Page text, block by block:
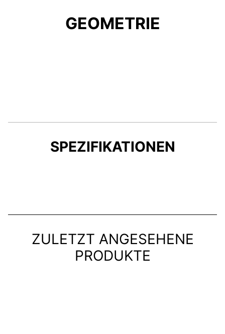
GEOMETRIE
SPEZIFIKATIONEN
ZULETZT ANGESEHENE
PRODUKTE